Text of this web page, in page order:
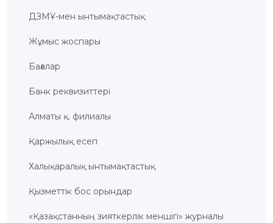
ПОИСКДЗМҰ-мен ынтымақтастық
Жұмыс жоспары
Бағалар
Банк реквизиттері
Алматы қ. филиалы
Қаржылық есеп
Халықаралық ынтымақтастық
Қызметтік бос орындар
«Қазақстанның зияткерлік меншігі» журналы